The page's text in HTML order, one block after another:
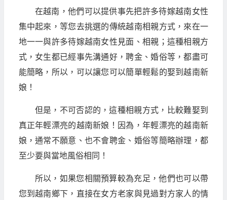
在越南，他們可以提供事先把許多待嫁越南女性
集中起來，等您去挑選的傳統越南相親方式，來在一
地一一與許多待嫁越南女性見面、相親；這種相親方
式，女生都已經事先溝通好，聘金、婚俗等，都盡可
能簡略，所以，可以讓您可以簡單輕鬆的娶到越南新
娘！
但是，不可否認的，這種相親方式，比較難娶到
真正年輕漂亮的越南新娘！因為，年輕漂亮的越南新
娘，通常不願意、也不會聘金、婚俗等簡略辦理，都
至少要與當地風俗相同！
所以，如果您相關預算較為充足，他們也可以帶
您到越南鄉下，直接在女方老家與見過對方家人的情